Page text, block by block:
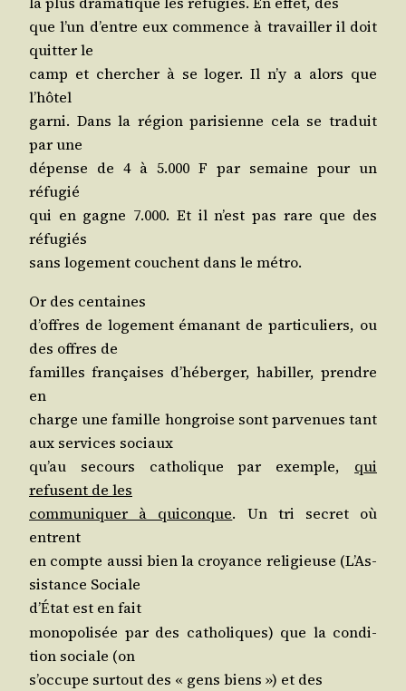
que l’un d’entre eux com­mence à tra­vailler il doit
quit­ter le
camp et cher­cher à se loger. Il n’y a alors que
l’hôtel
gar­ni. Dans la région pari­sienne cela se tra­duit
par une
dépense de 4 à 5.000 F par semaine pour un
réfugié
qui en gagne 7.000. Et il n’est pas rare que des
réfugiés
sans loge­ment couchent dans le métro.
Or des centaines
d’offres de loge­ment éma­nant de par­ti­cu­liers, ou
des offres de
familles fran­çaises d’hé­ber­ger, habiller, prendre
en
charge une famille hon­groise sont par­ve­nues tant
aux ser­vices sociaux
qu’au secours catho­lique par exemple, qui
refusent de les
com­mu­ni­quer à qui­conque. Un tri secret où
entrent
en compte aus­si bien la croyance reli­gieuse (L’As­
sis­tance Sociale
d’État est en fait
mono­po­li­sée par des catho­liques) que la condi­
tion sociale (on
s’oc­cupe sur­tout des « gens biens ») et des